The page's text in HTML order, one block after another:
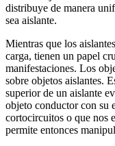
distribuye de manera
sea aislante.
Mientras que los
carga, tienen un papel
manifestaciones. Los
sobre objetos aislantes.
superior de un aislante
objeto conductor con su
cortocircuitos o que nos
permite entonces